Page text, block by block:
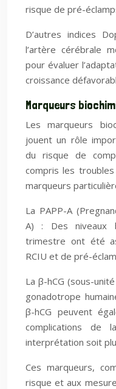
risque de pré-
D’autres indices
l’artère cérébrale
pour évaluer
croissance
Marqueurs
Les marqueurs
jouent un rôle
du risque de
compris les
marqueurs
La PAPP-A
A) : Des niveaux
trimestre ont été
RCIU et de pré-
La β-hCG (sous-
gonadotrope
β-hCG peuvent
complications de
interprétation soit
Ces marqueurs,
risque et aux